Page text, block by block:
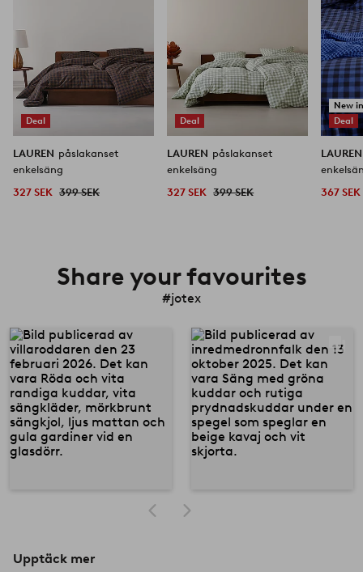
Deal
LAUREN påslakanset
enkelsäng
327 SEK 399 SEK
Deal
LAUREN påslakanset
enkelsäng
327 SEK 399 SEK
New
Deal
367 SEK
Share your favourites
#jotex
Upptäck mer